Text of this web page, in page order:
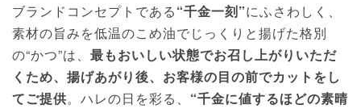
ブランドコンセプトである“千金一刻”にふさわしく、
素材の旨みを低温のこめ油でじっくりと揚げた格別
の“かつ”は、 最もおいしい状態でお召し上がりいただ
くため、揚げあがり後、お客様の目の前でカットをし
てご提供。ハレの日を彩る、 “千金に値するほどの素晴